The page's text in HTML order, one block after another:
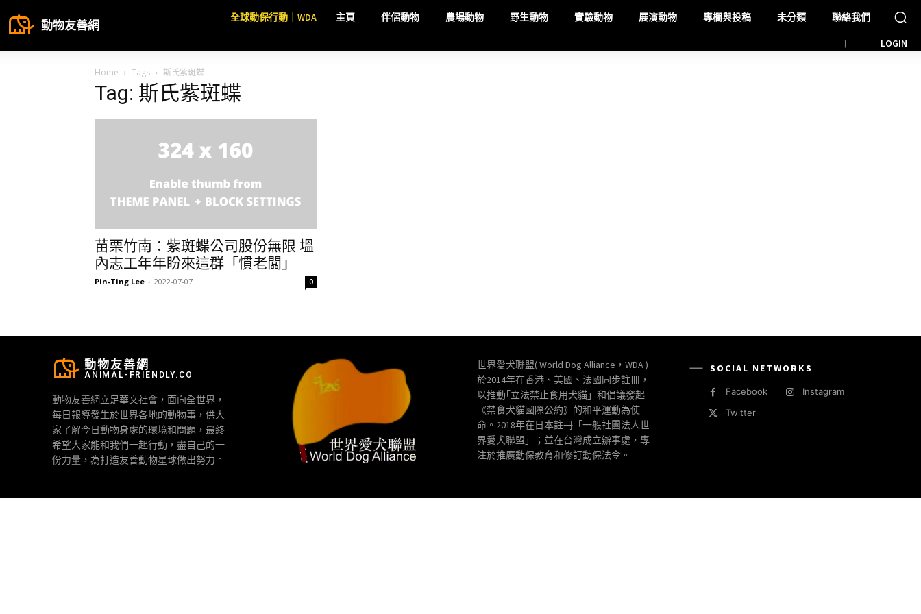
動物友善網
全球動保行動｜WDA 主頁 伴侶動物 農場動物 野生動物 實驗動物 展演動物 專欄與投稿 未分類 聯絡我們
LOGIN
Home Tags 斯氏紫斑蝶
Tag: 斯氏紫斑蝶
苗栗竹南：紫斑蝶公司股份無限 塭
內志工年年盼來這群「慣老闆」
Pin-Ting Lee - 2022-07-07 0
動物友善網
ANIMAL-FRIENDLY.CO
動物友善網立足華文社會，面向全世界，
每日報導發生於世界各地的動物事，供大
家了解今日動物身處的環境和問題，最終
希望大家能和我們一起行動，盡自己的一
份力量，為打造友善動物星球做出努力。
世界愛犬聯盟( World Dog Alliance，WDA )
於2014年在香港、美國、法國同步註冊，
以推動｢立法禁止食用犬貓」和倡議發起
《禁食犬貓國際公約》的和平運動為使
命。2018年在日本註冊「一般社團法人世
界愛犬聯盟」；並在台灣成立辦事處，專
注於推廣動保教育和修訂動保法令。
SOCIAL NETWORKS
Facebook
Instagram
Twitter